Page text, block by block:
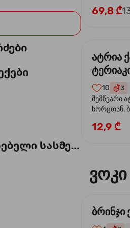
სასმელი
69,8 ₾
ატრია
10 3
შემწვარი
ხორცთან,
და
12,9 ₾
ვოკი
ბრინჯი